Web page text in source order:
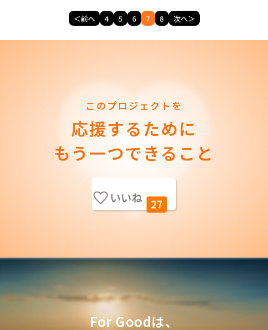
＜前へ 4 5 6 7 8 次へ＞
このプロジェクトを
応援するために
もう一つできること
いいね 27
For Goodは、